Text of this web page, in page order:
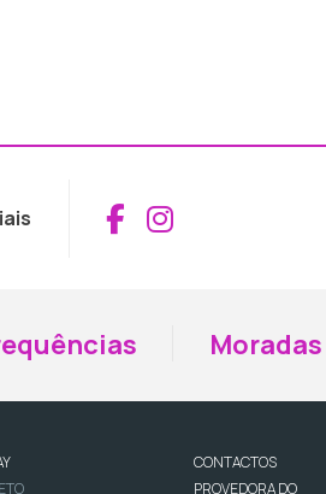
Aceder ao
Aceder ao
CONTACTOS
PROVEDORA DO